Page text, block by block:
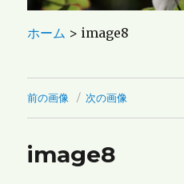
ホーム > image8
前の画像 次の画像
image8